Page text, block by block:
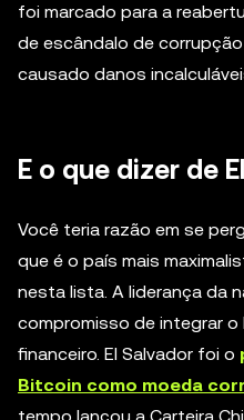
foi marcado para a
de escândalo de
causado danos
E o que dizer de
Você teria razão em se
que é o país mais
nesta lista. A liderança da
compromisso de integrar
financeiro. El Salvador foi o
Bitcoin como moeda